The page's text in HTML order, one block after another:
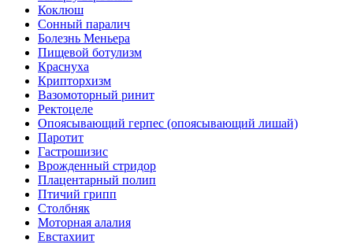
Коклюш
Сонный паралич
Болезнь Меньера
Пищевой ботулизм
Краснуха
Крипторхизм
Вазомоторный ринит
Ректоцеле
Опоясывающий герпес (опоясывающий лишай)
Паротит
Гастрошизис
Врожденный стридор
Плацентарный полип
Птичий грипп
Столбняк
Моторная алалия
Евстахиит